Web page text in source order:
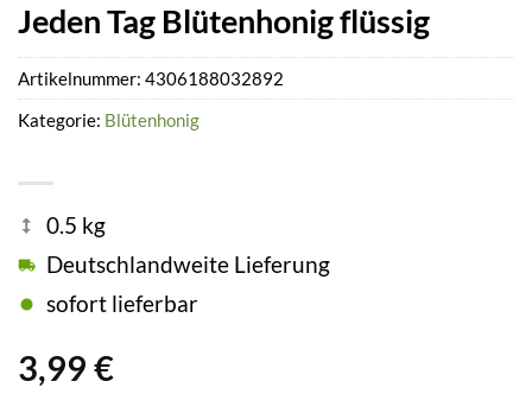
Jeden Tag Blütenhonig flüssig
3,99 €
0.5 kg
Deutschlandweite Lieferung
sofort lieferbar
Artikelnummer: 4306188032892
Kategorie: Blütenhonig